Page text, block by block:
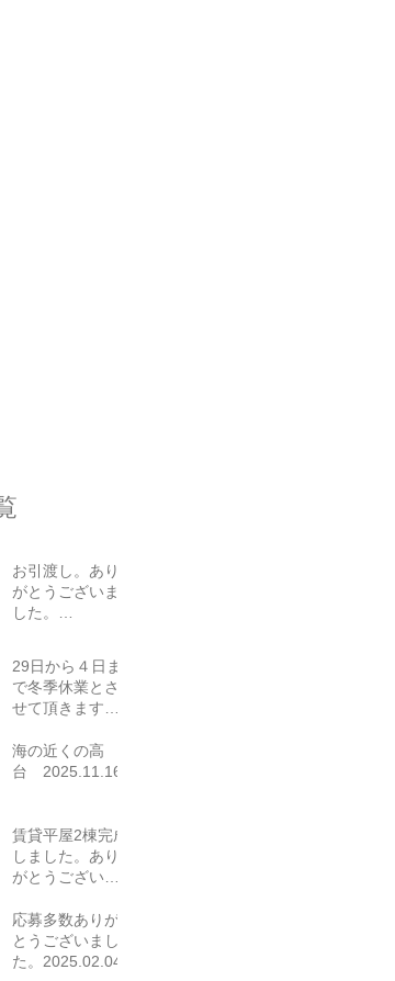
お引渡し。あり
がとうございま
した。
29日から４日ま
で冬季休業とさ
せて頂きます。
うございまし
た。2025.12.26
海の近くの高
台 2025.11.16
賃貸平屋2棟完成
しました。あり
がとうございま
2025.03.23
応募多数ありが
とうございまし
た。2025.02.04